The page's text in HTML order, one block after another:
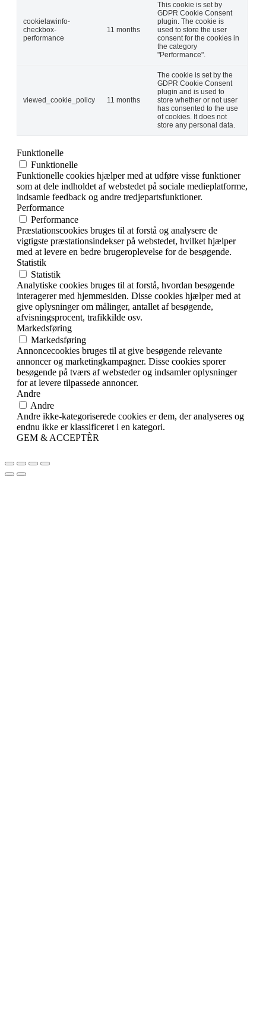
cookielawinfo-
checkbox-
performance
11 months
This cookie is set by
GDPR Cookie Consent
plugin. The cookie is
used to store the user
consent for the cookies in
the category
"Performance".
viewed_cookie_policy 11 months
The cookie is set by the
GDPR Cookie Consent
plugin and is used to
store whether or not user
has consented to the use
of cookies. It does not
store any personal data.
Funktionelle
Funktionelle
Funktionelle cookies hjælper med at udføre visse funktioner
som at dele indholdet af webstedet på sociale medieplatforme,
indsamle feedback og andre tredjepartsfunktioner.
Performance
Performance
Præstationscookies bruges til at forstå og analysere de
vigtigste præstationsindekser på webstedet, hvilket hjælper
med at levere en bedre brugeroplevelse for de besøgende.
Statistik
Statistik
Analytiske cookies bruges til at forstå, hvordan besøgende
interagerer med hjemmesiden. Disse cookies hjælper med at
give oplysninger om målinger, antallet af besøgende,
afvisningsprocent, trafikkilde osv.
Markedsføring
Markedsføring
Annoncecookies bruges til at give besøgende relevante
annoncer og marketingkampagner. Disse cookies sporer
besøgende på tværs af websteder og indsamler oplysninger
for at levere tilpassede annoncer.
Andre
Andre
Andre ikke-kategoriserede cookies er dem, der analyseres og
endnu ikke er klassificeret i en kategori.
GEM & ACCEPTÈR